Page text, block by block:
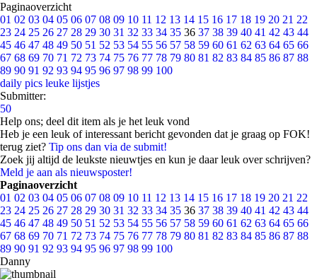
Paginaoverzicht
01 02 03 04 05 06 07 08 09 10 11 12 13 14 15 16 17 18 19 20 21 22
23 24 25 26 27 28 29 30 31 32 33 34 35 36 37 38 39 40 41 42 43 44
45 46 47 48 49 50 51 52 53 54 55 56 57 58 59 60 61 62 63 64 65 66
67 68 69 70 71 72 73 74 75 76 77 78 79 80 81 82 83 84 85 86 87 88
89 90 91 92 93 94 95 96 97 98 99 100
daily pics leuke lijstjes
Submitter:
50
Help ons; deel dit item als je het leuk vond
Heb je een leuk of interessant bericht gevonden dat je graag op FOK!
terug ziet? Tip ons dan via de submit!
Zoek jij altijd de leukste nieuwtjes en kun je daar leuk over schrijven?
Meld je aan als nieuwsposter!
Paginaoverzicht
01 02 03 04 05 06 07 08 09 10 11 12 13 14 15 16 17 18 19 20 21 22
23 24 25 26 27 28 29 30 31 32 33 34 35 36 37 38 39 40 41 42 43 44
45 46 47 48 49 50 51 52 53 54 55 56 57 58 59 60 61 62 63 64 65 66
67 68 69 70 71 72 73 74 75 76 77 78 79 80 81 82 83 84 85 86 87 88
89 90 91 92 93 94 95 96 97 98 99 100
Danny